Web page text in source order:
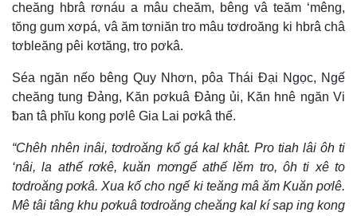
cheăng hbrâ rơnáu a mâu cheăm, bêng vâ teăm ‘mêng,
tŏng gum xơpá, vâ ăm tơniăn tro mâu tơdroăng ki hbrâ châ
tơbleăng pêi kơtăng, tro pơkâ.
Séa ngăn nếo bêng Quy Nhơn, pôa Thái Đại Ngọc, Ngế
cheăng tung Đảng, Kăn pơkuâ Đảng ủi, Kăn hnê ngăn Vi
ƀan tâ phĭu kong pơlê Gia Lai pơkâ thế.
“Chêh nhên inâi, tơdroăng kố gá kal khât. Pro tiah lâi ôh ti
‘nâi, la athế rơkê, kuăn mơngế athế lĕm tro, ôh ti xê to
tơdroăng pơkâ. Xua kố cho ngế ki teăng mâ ăm Kuăn pơlê.
Mê tâi tâng khu pơkuâ tơdroăng cheăng kal kí sap ing kong